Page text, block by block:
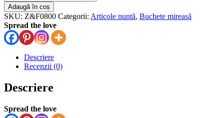
Adaugă în coș
SKU: Z&F0800 Categorii: Articole nuntă, Buchete mireasă
Spread the love
Descriere
Recenzii (0)
Descriere
Spread the love